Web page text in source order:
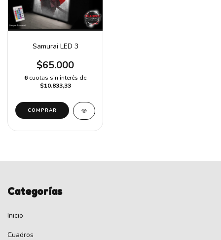
Samurai LED 3
$65.000
6 cuotas sin interés de
$10.833,33
COMPRAR
Categorías
Inicio
Cuadros